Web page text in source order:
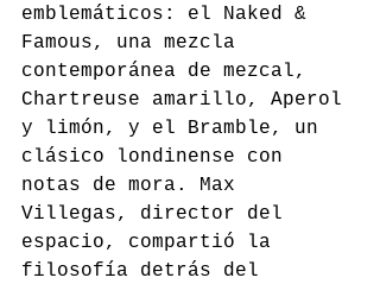
emblemáticos: el Naked &
Famous, una mezcla
contemporánea de mezcal,
Chartreuse amarillo, Aperol
y limón, y el Bramble, un
clásico londinense con
notas de mora. Max
Villegas, director del
espacio, compartió la
filosofía detrás del